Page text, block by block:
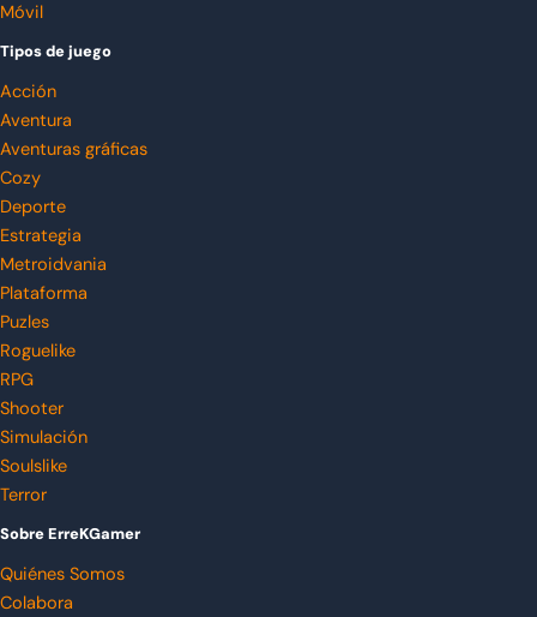
Móvil
Tipos de juego
Acción
Aventura
Aventuras gráficas
Cozy
Deporte
Estrategia
Metroidvania
Plataforma
Puzles
Roguelike
RPG
Shooter
Simulación
Soulslike
Terror
Sobre ErreKGamer
Quiénes Somos
Colabora